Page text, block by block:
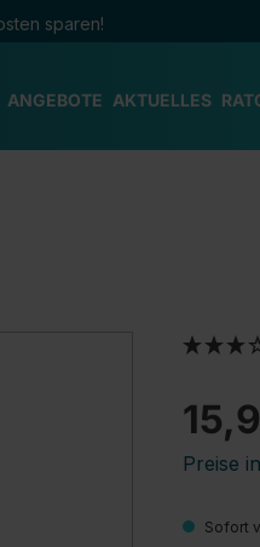
sparen!
ANGEBOTE AKTUELLES
Preise
Sofort